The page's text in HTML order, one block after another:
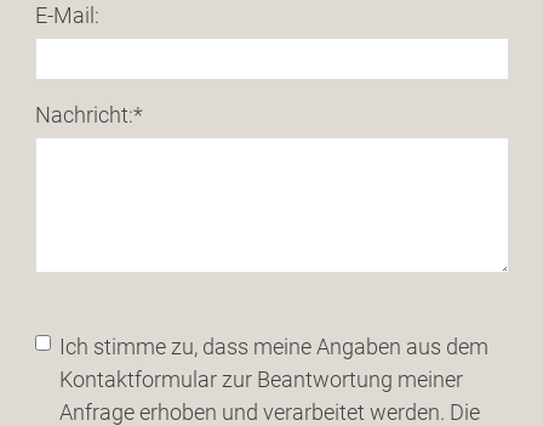
E-Mail:
Nachricht:*
Ich stimme zu, dass meine Angaben aus dem
Kontaktformular zur Beantwortung meiner
Anfrage erhoben und verarbeitet werden. Die